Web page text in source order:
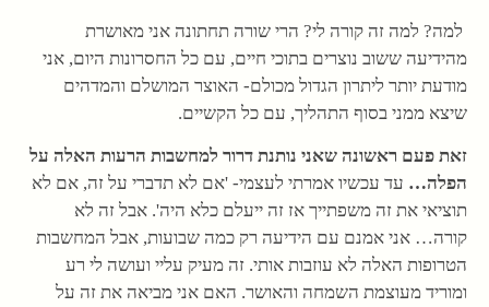
למה? למה זה קורה לי? הרי שורה תחתונה אני מאושרת
מהידיעה ששוב נוצרים בתוכי חיים, עם כל החסרונות היום, אני
מודעת יותר ליתרון הגדול מכולם- האוצר המושלם והמדהים
שיצא ממני בסוף התהליך, עם כל הקשיים.
זאת פעם ראשונה שאני נותנת דרור למחשבות הרעות האלה על
הפלה… עד עכשיו אמרתי לעצמי- 'אם לא תדברי על זה, אם לא
תוציאי את זה משפתייך אז זה ייעלם כלא היה'. אבל זה לא
קורה… אני אמנם עם הידיעה רק כמה שבועות, אבל המחשבות
הטרופות האלה לא עוזבות אותי. זה מעיק עליי ועושה לי רע
ומוריד מעוצמת השמחה והאושר. האם אני מביאה את זה על